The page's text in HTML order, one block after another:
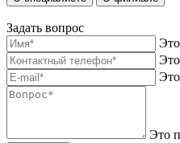
Задать вопрос
Это